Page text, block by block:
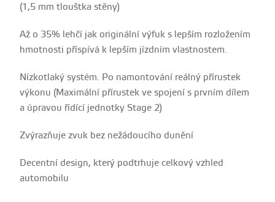
(1,5 mm tlouštka stěny)
Až o 35% lehčí jak originální výfuk s lepším rozložením
hmotnosti příspívá k lepším jízdním vlastnostem.
Nízkotlaký systém. Po namontování reálný přírustek
výkonu (Maximální přírustek ve spojení s prvním dílem
a úpravou řídící jednotky Stage 2)
Zvýrazňuje zvuk bez nežádoucího dunění
Decentní design, který podtrhuje celkový vzhled
automobilu